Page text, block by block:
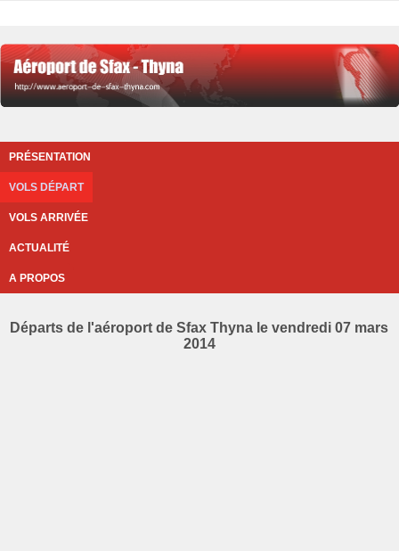
PRÉSENTATION
VOLS DÉPART
VOLS ARRIVÉE
ACTUALITÉ
A PROPOS
Départs de l'aéroport de Sfax Thyna le vendredi 07 mars
2014